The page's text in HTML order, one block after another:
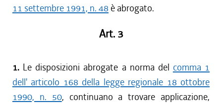
11 settembre 1991, n. 48 è abrogato.
Art. 3
1. Le disposizioni abrogate a norma del comma 1
dell' articolo 168 della legge regionale 18 ottobre
1990, n. 50, continuano a trovare applicazione,